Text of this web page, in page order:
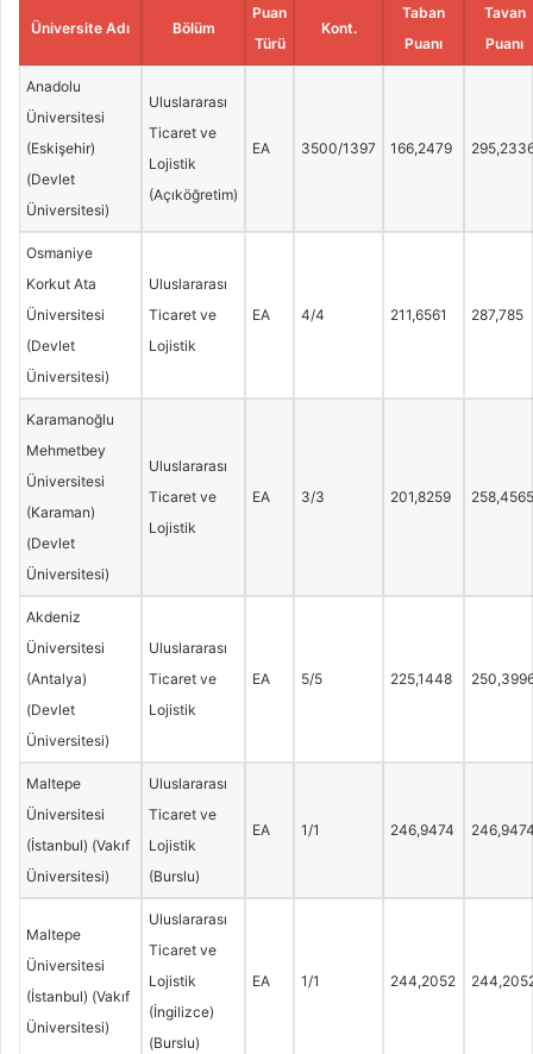
Üniversite Adı Bölüm
Puan
Türü
Kont.
Taban
Puanı
Tavan
Puanı
Anadolu
Üniversitesi
(Eskişehir)
(Devlet
Üniversitesi)
Uluslararası
Ticaret ve
Lojistik
(Açıköğretim)
EA 3500/1397 166,2479
Osmaniye
Korkut Ata
Üniversitesi
(Devlet
Üniversitesi)
Uluslararası
Ticaret ve
Lojistik
EA 4/4 211,6561 287,785
Karamanoğlu
Mehmetbey
Üniversitesi
(Karaman)
(Devlet
Üniversitesi)
Uluslararası
Ticaret ve
Lojistik
EA 3/3 201,8259 258,4565
Akdeniz
Üniversitesi
(Antalya)
(Devlet
Üniversitesi)
Uluslararası
Ticaret ve
Lojistik
EA 5/5 225,1448
Maltepe
Üniversitesi
(İstanbul) (Vakıf
Üniversitesi)
Uluslararası
Ticaret ve
Lojistik
(Burslu)
EA 1/1 246,9474
Maltepe
Üniversitesi
(İstanbul) (Vakıf
Üniversitesi)
Uluslararası
Ticaret ve
Lojistik
(İngilizce)
(Burslu)
EA 1/1 244,2052